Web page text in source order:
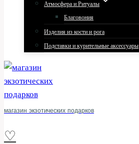
Атмосфера и Ритуалы
Благовония
Изделия из кости и рога
Подставки и курительные аксессуары
магазин экзотических подарков
♡